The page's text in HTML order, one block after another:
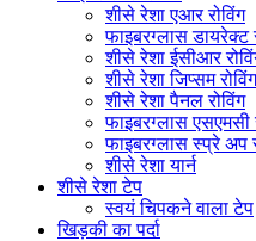
शीसे रेशा एआर रोविंग
फाइबरग्लास डायरेक्ट
शीसे रेशा ईसीआर
शीसे रेशा जिप्सम रोविंग
शीसे रेशा पैनल रोविंग
फाइबरग्लास एसएमसी
फाइबरग्लास स्प्रे अप
शीसे रेशा यार्न
शीसे रेशा टेप
स्वयं चिपकने वाला टेप
खिड़की का पर्दा